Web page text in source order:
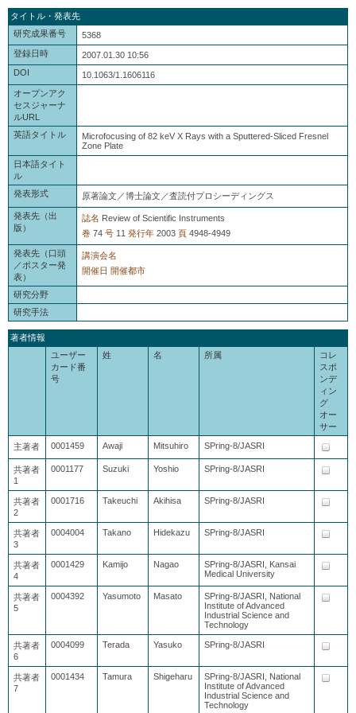
タイトル・発表先
研究成果番号
5368
登録日時
2007.01.30 10:56
DOI
10.1063/1.1606116
オープンアク
セスジャーナ
ルURL
英語タイトル
Microfocusing of 82 keV X Rays with a Sputtered-Sliced Fresnel
Zone Plate
日本語タイト
ル
発表形式
原著論文／博士論文／査読付プロシーディングス
発表先（出
版）
誌名 Review of Scientific Instruments
巻 74 号 11 発行年 2003 頁 4948-4949
発表先（口頭
／ポスター発
表）
講演会名
開催日 開催都市
研究分野
研究手法
著者情報
ユーザー
カード番
号
姓 名 所属
コレ
スポ
ンデ
ィン
グ
オー
サー
主著者 0001459 Awaji Mitsuhiro SPring-8/JASRI
共著者
1
0001177 Suzuki Yoshio SPring-8/JASRI
共著者
2
0001716 Takeuchi Akihisa SPring-8/JASRI
共著者
3
0004004 Takano Hidekazu SPring-8/JASRI
共著者
4
0001429 Kamijo Nagao
SPring-8/JASRI, Kansai
Medical University
共著者
5
0004392 Yasumoto Masato
SPring-8/JASRI, National
Institute of Advanced
Industrial Science and
Technology
共著者
6
0004099 Terada Yasuko SPring-8/JASRI
共著者
7
0001434 Tamura Shigeharu
SPring-8/JASRI, National
Institute of Advanced
Industrial Science and
Technology